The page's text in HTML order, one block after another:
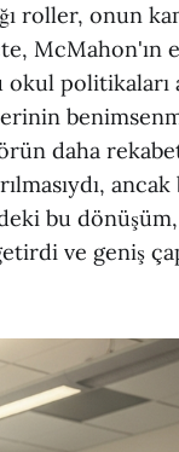
roller, onun
McMahon'ın
politikaları
daha
ancak
bu dönüşüm,
ve geniş